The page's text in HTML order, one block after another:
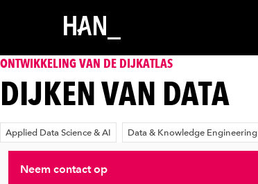
ONTWIKKELING VAN DE DIJKATLAS
DIJKEN VAN DATA
Applied Data Science & AI Data & Knowledge Engineering
Neem contact op